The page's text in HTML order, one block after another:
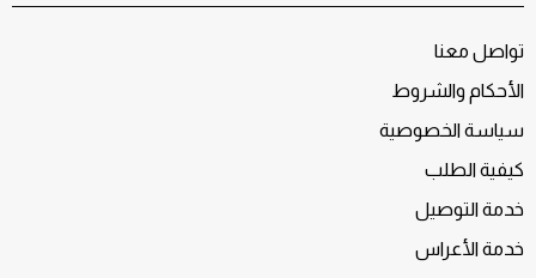
تواصل معنا
الأحكام والشروط
سياسة الخصوصية
كيفية الطلب
خدمة التوصيل
خدمة الأعراس